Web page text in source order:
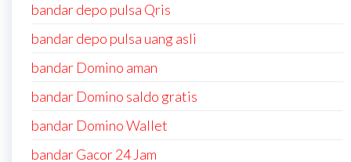
bandar depo pulsa Qris
bandar depo pulsa uang asli
bandar Domino aman
bandar Domino saldo gratis
bandar Domino Wallet
bandar Gacor 24 Jam